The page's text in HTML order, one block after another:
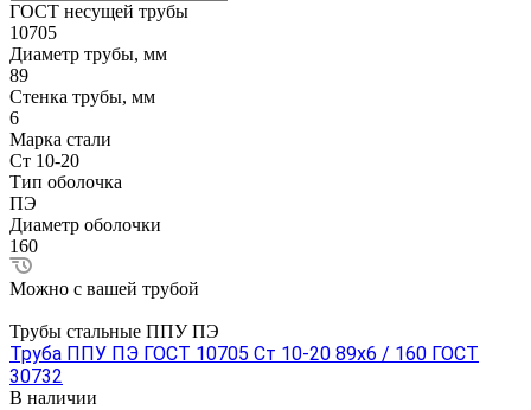
ГОСТ несущей трубы
10705
Диаметр трубы, мм
89
Стенка трубы, мм
6
Марка стали
Ст 10-20
Тип оболочка
ПЭ
Диаметр оболочки
160
Можно с вашей трубой
Трубы стальные ППУ ПЭ
Труба ППУ ПЭ ГОСТ 10705 Ст 10-20 89x6 / 160 ГОСТ
30732
В наличии